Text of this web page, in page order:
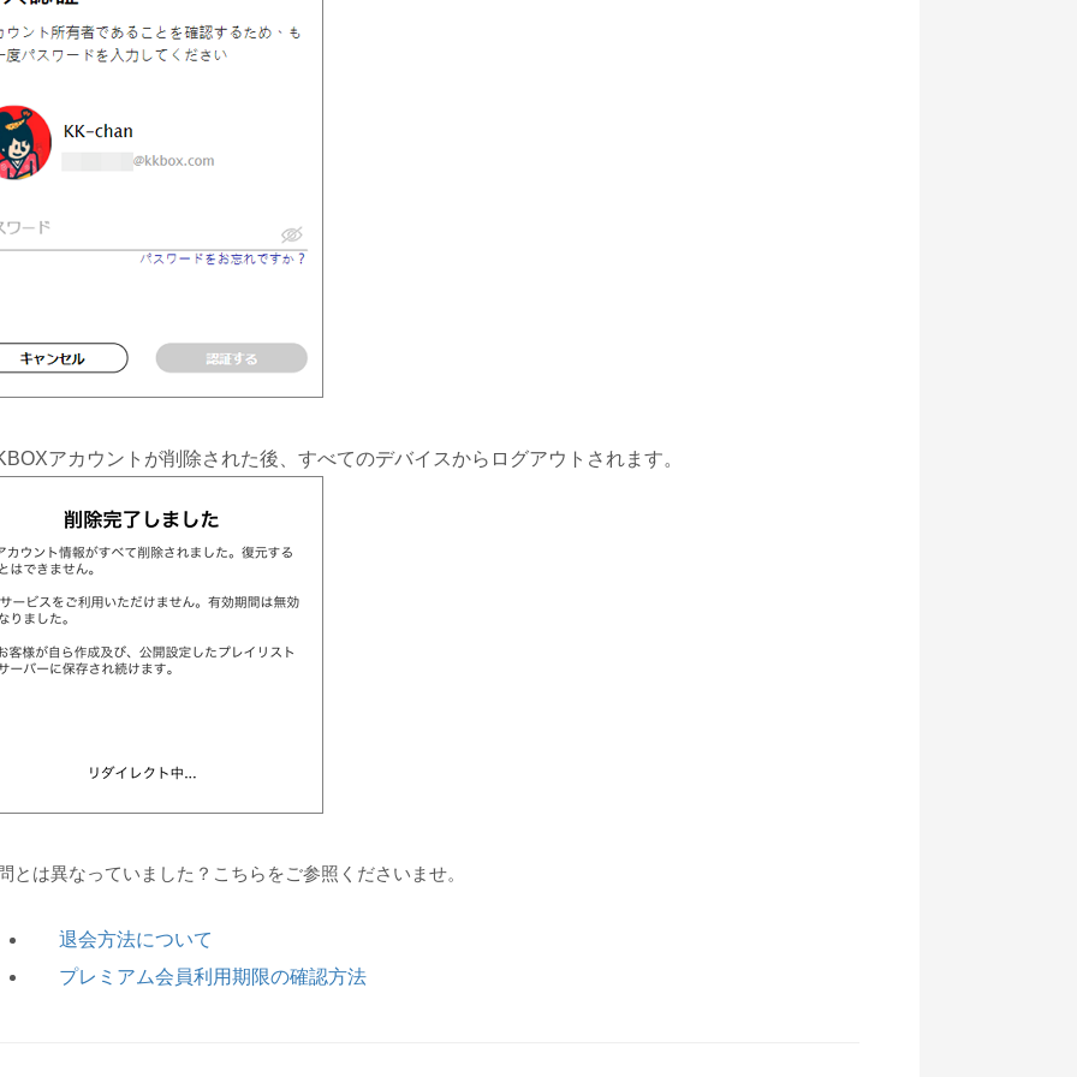
アカウントが削除された後、すべてのデバイスからログアウトされます。
とは異なっていました？こちらをご参照くださいませ。
退会方法について
プレミアム会員利用期限の確認方法